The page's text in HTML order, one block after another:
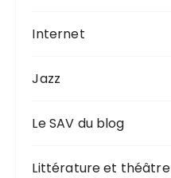
Internet
Jazz
Le SAV du blog
Littérature et théâtre